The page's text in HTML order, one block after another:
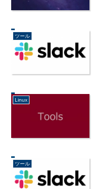
ツール
Linux
ツール